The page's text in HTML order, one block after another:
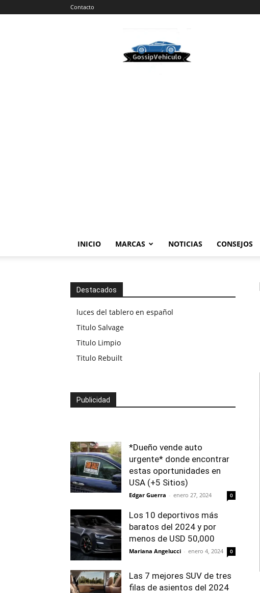
Contacto
Vehiculos
INICIO MARCAS NOTICIAS CONSEJOS
Destacados
luces del tablero en español
Titulo Salvage
Titulo Limpio
Titulo Rebuilt
Publicidad
*Dueño vende auto
urgente* donde encontrar
estas oportunidades en
USA (+5 Sitios)
Edgar Guerra - enero 27, 2024 0
Los 10 deportivos más
baratos del 2024 y por
menos de USD 50,000
Mariana Angelucci - enero 4, 2024 0
Las 7 mejores SUV de tres
filas de asientos del 2024